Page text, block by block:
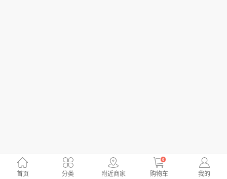
首页 分类 附近商家
0
购物车 我的